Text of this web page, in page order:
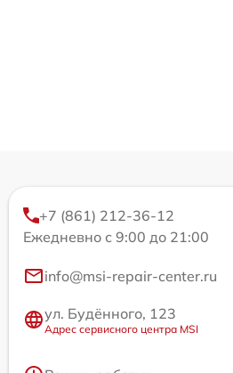
+7 (861) 212-36-12
Ежедневно с 9:00 до 21:00
info@msi-repair-center.ru
ул. Будённого, 123
Адрес сервисного центра MSI